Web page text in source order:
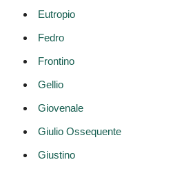
Eutropio
Fedro
Frontino
Gellio
Giovenale
Giulio Ossequente
Giustino